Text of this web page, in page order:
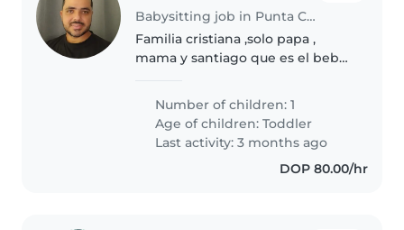
Babysitting job in Punta Cana
Familia cristiana ,solo papa ,
mama y santiago que es el bebe.
Number of children: 1
Age of children:Toddler
Last activity: 3 months ago
DOP 80.00/hr